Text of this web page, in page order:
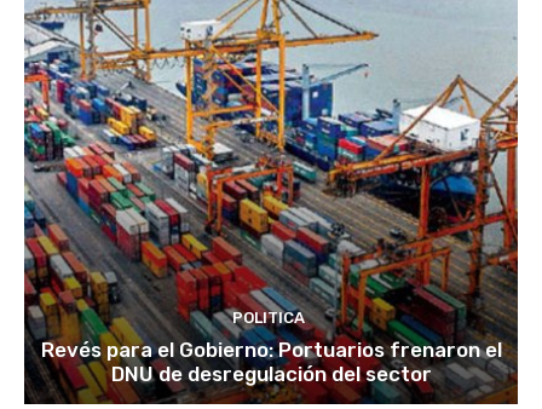
POLITICA
Revés para el Gobierno: Portuarios frenaron el
DNU de desregulación del sector